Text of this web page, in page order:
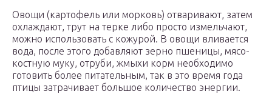
Овощи (картофель или морковь) отваривают, затем
охлаждают, трут на терке либо просто измельчают,
можно использовать с кожурой. В овощи вливается
вода, после этого добавляют зерно пшеницы, мясо-
костную муку, отруби, жмыхи корм необходимо
готовить более питательным, так в это время года
птицы затрачивает большое количество энергии.